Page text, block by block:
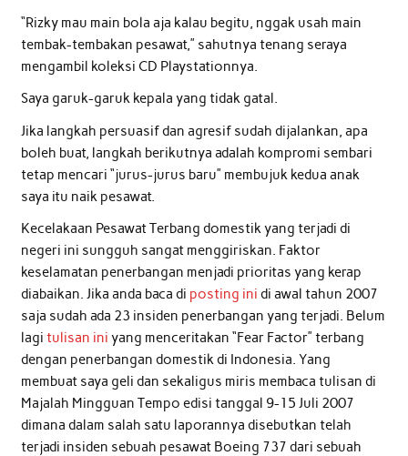
“Rizky mau main bola aja kalau begitu, nggak usah main
tembak-tembakan pesawat,” sahutnya tenang seraya
mengambil koleksi CD Playstationnya.
Saya garuk-garuk kepala yang tidak gatal.
Jika langkah persuasif dan agresif sudah dijalankan, apa
boleh buat, langkah berikutnya adalah kompromi sembari
tetap mencari “jurus-jurus baru” membujuk kedua anak
saya itu naik pesawat.
Kecelakaan Pesawat Terbang domestik yang terjadi di
negeri ini sungguh sangat menggiriskan. Faktor
keselamatan penerbangan menjadi prioritas yang kerap
diabaikan. Jika anda baca di posting ini di awal tahun 2007
saja sudah ada 23 insiden penerbangan yang terjadi. Belum
lagi tulisan ini yang menceritakan “Fear Factor” terbang
dengan penerbangan domestik di Indonesia. Yang
membuat saya geli dan sekaligus miris membaca tulisan di
Majalah Mingguan Tempo edisi tanggal 9-15 Juli 2007
dimana dalam salah satu laporannya disebutkan telah
terjadi insiden sebuah pesawat Boeing 737 dari sebuah